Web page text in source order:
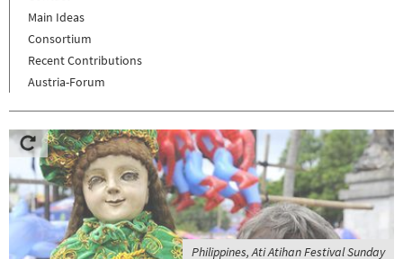
Main Ideas
Consortium
Recent Contributions
Austria-Forum
Philippines, Ati Atihan Festival Sunday